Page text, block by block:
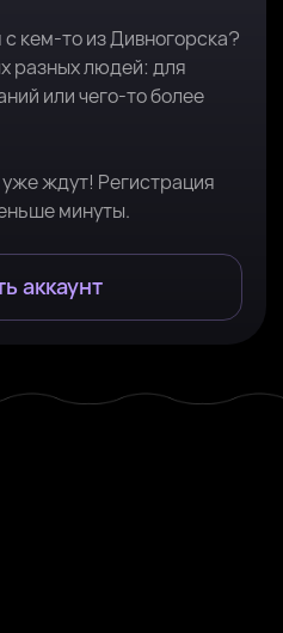
кем-то из Дивногорска?
разных людей: для
или чего-то более
ждут! Регистрация
минуты.
аккаунт